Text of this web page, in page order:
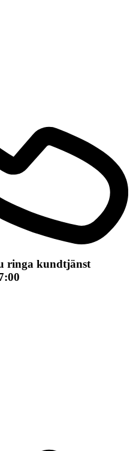
ringa kundtjänst